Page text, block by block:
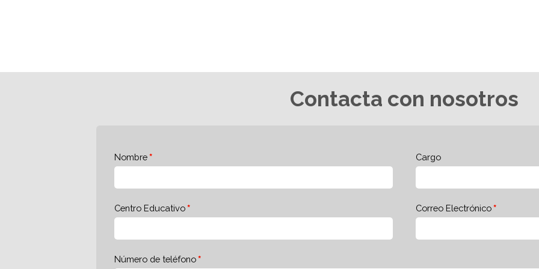
Contacta con nosotros
Nombre Cargo
Centro Educativo Correo Electrónico
Número de teléfono